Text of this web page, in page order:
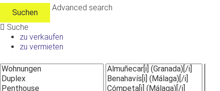
Advanced search
Suche
zu verkaufen
zu vermieten